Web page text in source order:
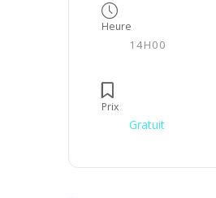
Heure
14H00
Prix
Gratuit